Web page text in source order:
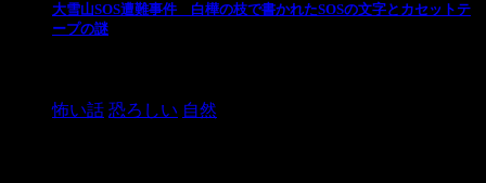
大雪山SOS遭難事件 白樺の枝で書かれたSOSの文字とカセットテ
ープの謎
怖い話 恐ろしい 自然